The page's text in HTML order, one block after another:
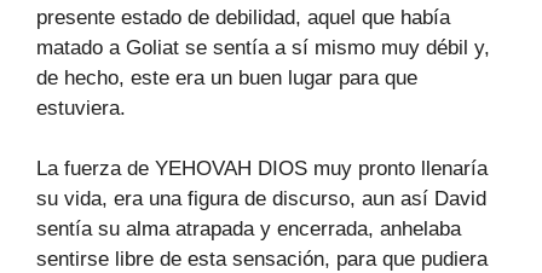
presente estado de debilidad, aquel que había
matado a Goliat se sentía a sí mismo muy débil y,
de hecho, este era un buen lugar para que
estuviera.
La fuerza de YEHOVAH DIOS muy pronto llenaría
su vida, era una figura de discurso, aun así David
sentía su alma atrapada y encerrada, anhelaba
sentirse libre de esta sensación, para que pudiera